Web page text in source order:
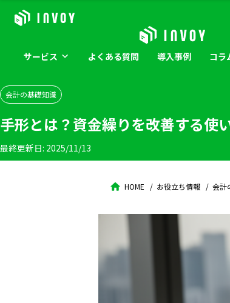
サービス よくある質問 導入事例 コラ
会計の基礎知識
手形とは？資金繰りを改善する使
最終更新日: 2025/11/13
HOME お役立ち情報 会計